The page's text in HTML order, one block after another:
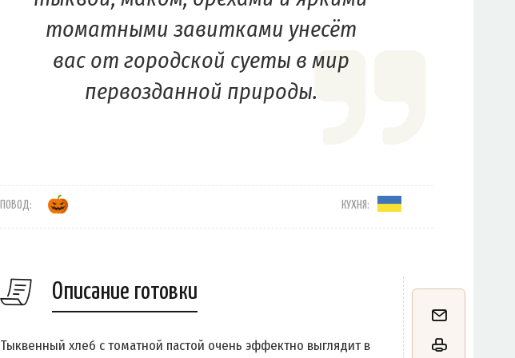
томатными завитками унесёт
вас от городской суеты в мир
первозданной природы.
ПОВОД: КУХНЯ:
Описание готовки
Тыквенный хлеб с томатной пастой очень эффектно выглядит в